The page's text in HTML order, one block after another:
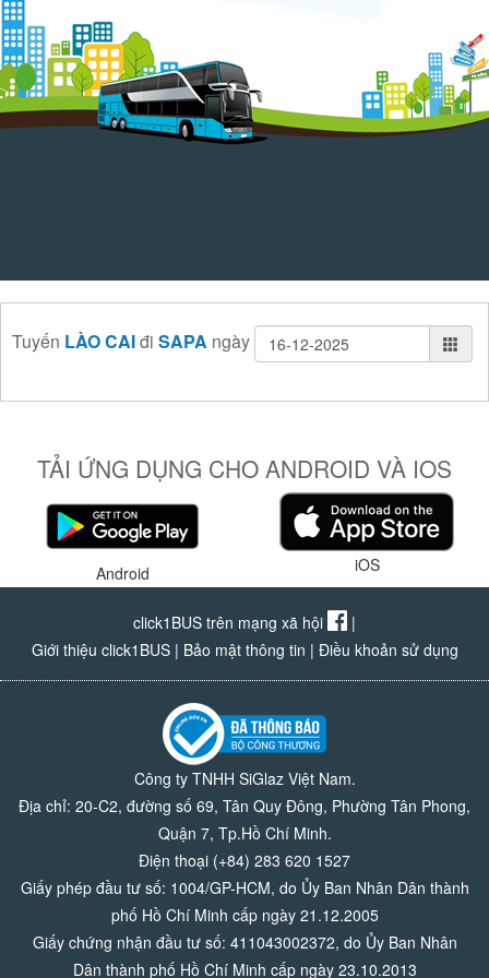
Tuyến LÀO CAIđi SAPA ngày
TẢI ỨNG DỤNG CHO ANDROID VÀ IOS
Android iOS
click1BUS trên mạng xã hội
|
Giới thiệu click1BUS| Bảo mật thông tin | Điều khoản sử dụng
Công ty TNHH SiGlaz Việt Nam.
Địa chỉ: 20-C2, đường số 69, Tân Quy Đông, Phường Tân Phong,
Quận 7, Tp.Hồ Chí Minh.
Điện thoại (+84) 283 620 1527
Giấy phép đầu tư số: 1004/GP-HCM, do Ủy Ban Nhân Dân thành
phố Hồ Chí Minh cấp ngày 21.12.2005
Giấy chứng nhận đầu tư số: 411043002372, do Ủy Ban Nhân
Dân thành phố Hồ Chí Minh cấp ngày 23.10.2013